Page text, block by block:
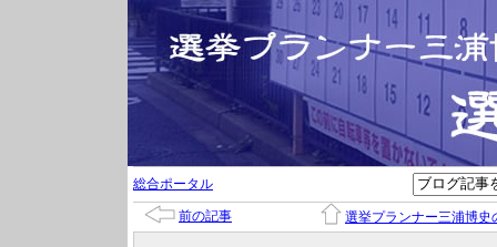
総合ポータル
前の記事 選挙プランナー三浦博史